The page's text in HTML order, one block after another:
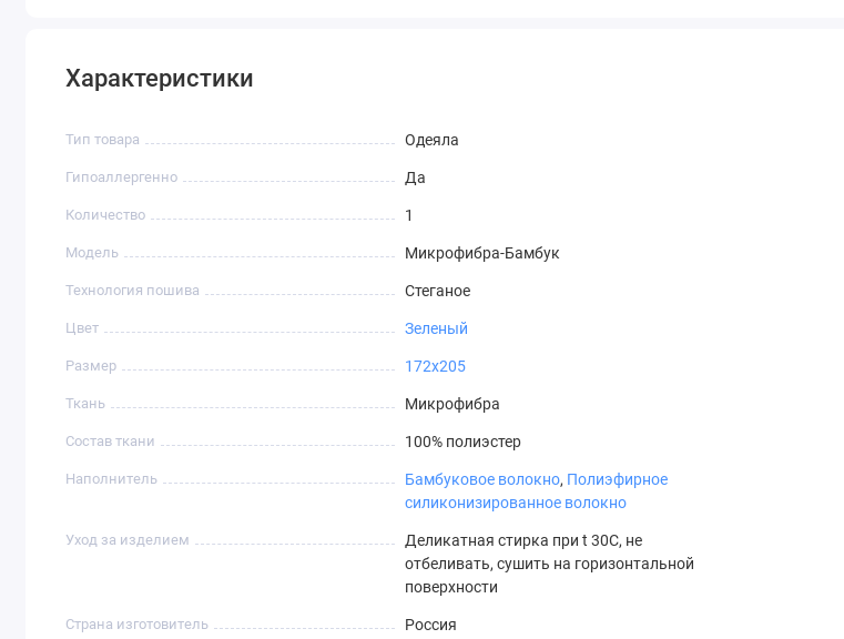
Характеристики
Тип товара Одеяла
Гипоаллергенно Да
Количество 1
Модель Микрофибра-Бамбук
Технология пошива Стеганое
Цвет Зеленый
Размер 172х205
Ткань Микрофибра
Состав ткани 100% полиэстер
Наполнитель Бамбуковое волокно, Полиэфирное
силиконизированное волокно
Уход за изделием
Деликатная стирка при t 30С, не
отбеливать, сушить на горизонтальной
поверхности
Страна изготовитель Россия